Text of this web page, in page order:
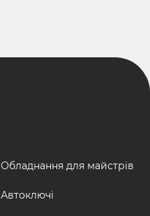
Обладнання для майстрів
Автоключі